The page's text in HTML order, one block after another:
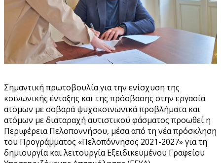
Σημαντική πρωτοβουλία για την ενίσχυση της
κοινωνικής ένταξης και της πρόσβασης στην εργασία
ατόμων με σοβαρά ψυχοκοινωνικά προβλήματα και
ατόμων με διαταραχή αυτιστικού φάσματος προωθεί η
Περιφέρεια Πελοποννήσου, μέσα από τη νέα πρόσκληση
του Προγράμματος «Πελοπόννησος 2021-2027» για τη
δημιουργία και λειτουργία Εξειδικευμένου Γραφείου